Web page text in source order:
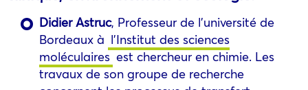
Didier Astruc, Professeur de l’université de
Bordeaux à l’Institut des sciences
moléculaires est chercheur en chimie. Les
travaux de son groupe de recherche